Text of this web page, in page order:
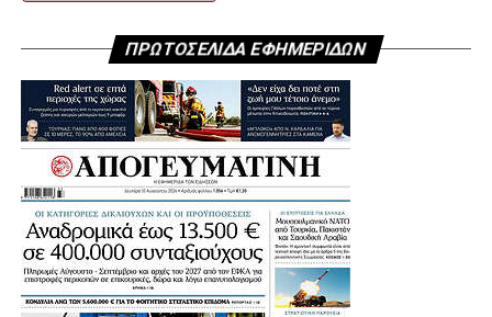
.
ΠΡΩΤΟΣΕΛΙΔΑ ΕΦΗΜΕΡΙΔΩΝ